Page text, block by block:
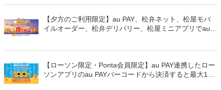
【夕方のご利用限定】au PAY、松弁ネット、松屋モバ
イルオーダー、松弁デリバリー、松屋ミニアプリでau
【ローソン限定・Ponta会員限定】au PAY連携したロー
ソンアプリのau PAYバーコードから決済すると最大100